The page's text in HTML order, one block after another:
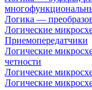
Логика —
Логические
Приемопередатчики
Логические
четности
Логические
Логические